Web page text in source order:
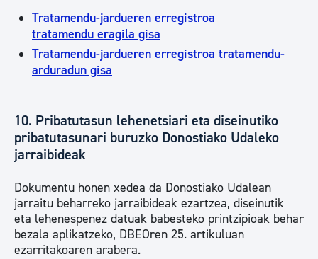
Tratamendu-jardueren erregistroa
tratamendu eragila gisa
Tratamendu-jardueren erregistroa tratamendu-
arduradun gisa
10. Pribatutasun lehenetsiari eta diseinutiko
pribatutasunari buruzko Donostiako Udaleko
jarraibideak
Dokumentu honen xedea da Donostiako Udalean
jarraitu beharreko jarraibideak ezartzea, diseinutik
eta lehenespenez datuak babesteko printzipioak behar
bezala aplikatzeko, DBEOren 25. artikuluan
ezarritakoaren arabera.